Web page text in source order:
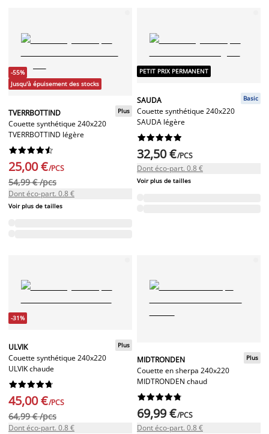
-55%
Jusqu'à épuisement des stocks
TVERRBOTTIND
Couette synthétique 240x220
TVERRBOTTIND légère
Plus






25,00 €/PCS
54,99 € /pcs
Dont éco-part. 0.8 €
Voir plus de tailles
PETIT PRIX PERMANENT
SAUDA
Couette synthétique 240x220
SAUDA légère
Basic






32,50 €/PCS
Dont éco-part. 0.8 €
Voir plus de tailles
-31%
ULVIK
Couette synthétique 240x220
ULVIK chaude
Plus






45,00 €/PCS
64,99 € /pcs
Dont éco-part. 0.8 €
MIDTRONDEN
Couette en sherpa 240x220
MIDTRONDEN chaud
Plus






69,99 €/PCS
Dont éco-part. 0.8 €